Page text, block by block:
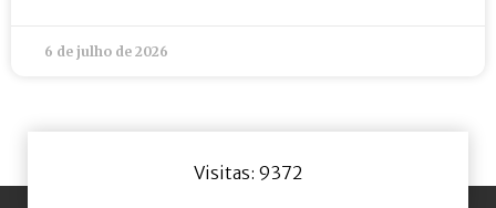
6 de julho de 2026
Visitas: 9372